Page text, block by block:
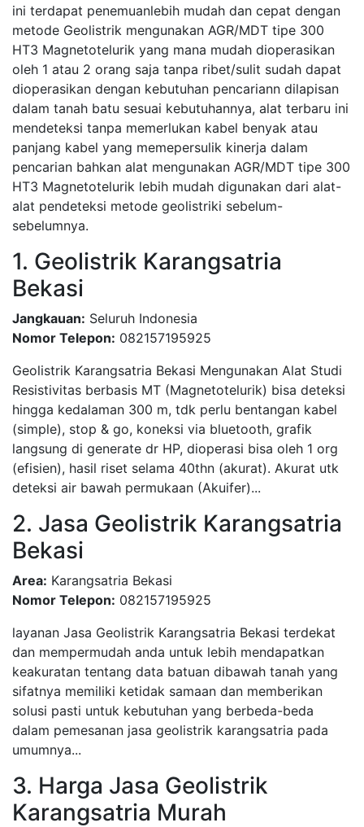
ini terdapat penemuanlebih mudah dan cepat dengan
metode Geolistrik mengunakan AGR/MDT tipe 300
HT3 Magnetotelurik yang mana mudah dioperasikan
oleh 1 atau 2 orang saja tanpa ribet/sulit sudah dapat
dioperasikan dengan kebutuhan pencariann dilapisan
dalam tanah batu sesuai kebutuhannya, alat terbaru ini
mendeteksi tanpa memerlukan kabel benyak atau
panjang kabel yang memepersulik kinerja dalam
pencarian bahkan alat mengunakan AGR/MDT tipe 300
HT3 Magnetotelurik lebih mudah digunakan dari alat-
alat pendeteksi metode geolistriki sebelum-
sebelumnya.
1. Geolistrik Karangsatria
Bekasi
Jangkauan: Seluruh Indonesia
Nomor Telepon: 082157195925
Geolistrik Karangsatria Bekasi Mengunakan Alat Studi
Resistivitas berbasis MT (Magnetotelurik) bisa deteksi
hingga kedalaman 300 m, tdk perlu bentangan kabel
(simple), stop & go, koneksi via bluetooth, grafik
langsung di generate dr HP, dioperasi bisa oleh 1 org
(efisien), hasil riset selama 40thn (akurat). Akurat utk
deteksi air bawah permukaan (Akuifer)...
2. Jasa Geolistrik Karangsatria
Bekasi
Area: Karangsatria Bekasi
Nomor Telepon: 082157195925
layanan Jasa Geolistrik Karangsatria Bekasi terdekat
dan mempermudah anda untuk lebih mendapatkan
keakuratan tentang data batuan dibawah tanah yang
sifatnya memiliki ketidak samaan dan memberikan
solusi pasti untuk kebutuhan yang berbeda-beda
dalam pemesanan jasa geolistrik karangsatria pada
umumnya...
3. Harga Jasa Geolistrik
Karangsatria Murah